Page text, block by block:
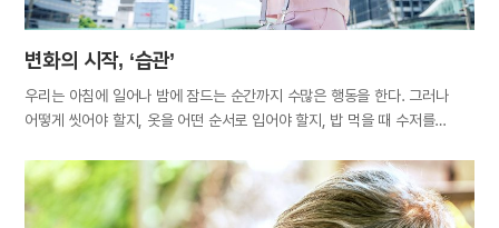
변화의 시작, ‘습관’
우리는 아침에 일어나 밤에 잠드는 순간까지 수많은 행동을 한다. 그러나
어떻게 씻어야 할지, 옷을 어떤 순서로 입어야 할지, 밥 먹을 때 수저를
습관이 됐기 때문이다. 습관이란 어떤 행위를 오랫동안 되풀이하는 과정에서
저절로 익혀진 행동 방식을 말한다. 수면 습관, 식습관, 운동 습관, 언어 습관,
운전 습관, 소비 습관 등 일상은 여러 가지 습관들로 가득 차 있어, 삶은